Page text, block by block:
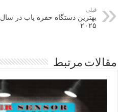
قبلی
بهترین دستگاه حفره یاب در سال
۲۰۲۵
مقالات مرتبط